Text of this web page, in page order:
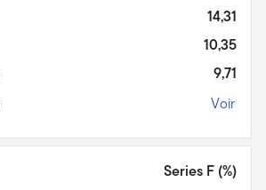
14,31
10,35
9,71
Voir
Series F (%)